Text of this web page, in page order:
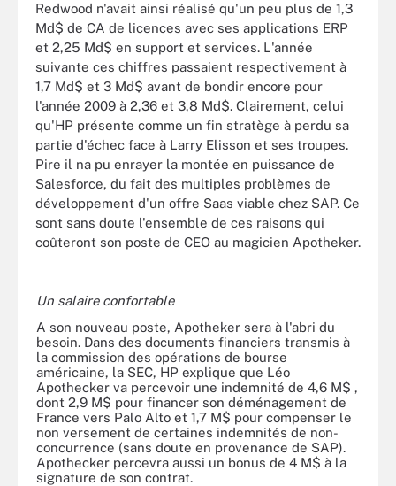
Redwood n'avait ainsi réalisé qu'un peu plus de 1,3
Md$ de CA de licences avec ses applications ERP
et 2,25 Md$ en support et services. L'année
suivante ces chiffres passaient respectivement à
1,7 Md$ et 3 Md$ avant de bondir encore pour
l'année 2009 à 2,36 et 3,8 Md$. Clairement, celui
qu'HP présente comme un fin stratège à perdu sa
partie d'échec face à Larry Elisson et ses troupes.
Pire il na pu enrayer la montée en puissance de
Salesforce, du fait des multiples problèmes de
développement d'un offre Saas viable chez SAP. Ce
sont sans doute l'ensemble de ces raisons qui
coûteront son poste de CEO au magicien Apotheker.
Un salaire confortable
A son nouveau poste, Apotheker sera à l'abri du
besoin. Dans des documents financiers transmis à
la commission des opérations de bourse
américaine, la SEC, HP explique que Léo
Apothecker va percevoir une indemnité de 4,6 M$ ,
dont 2,9 M$ pour financer son déménagement de
France vers Palo Alto et 1,7 M$ pour compenser le
non versement de certaines indemnités de non-
concurrence (sans doute en provenance de SAP).
Apothecker percevra aussi un bonus de 4 M$ à la
signature de son contrat.